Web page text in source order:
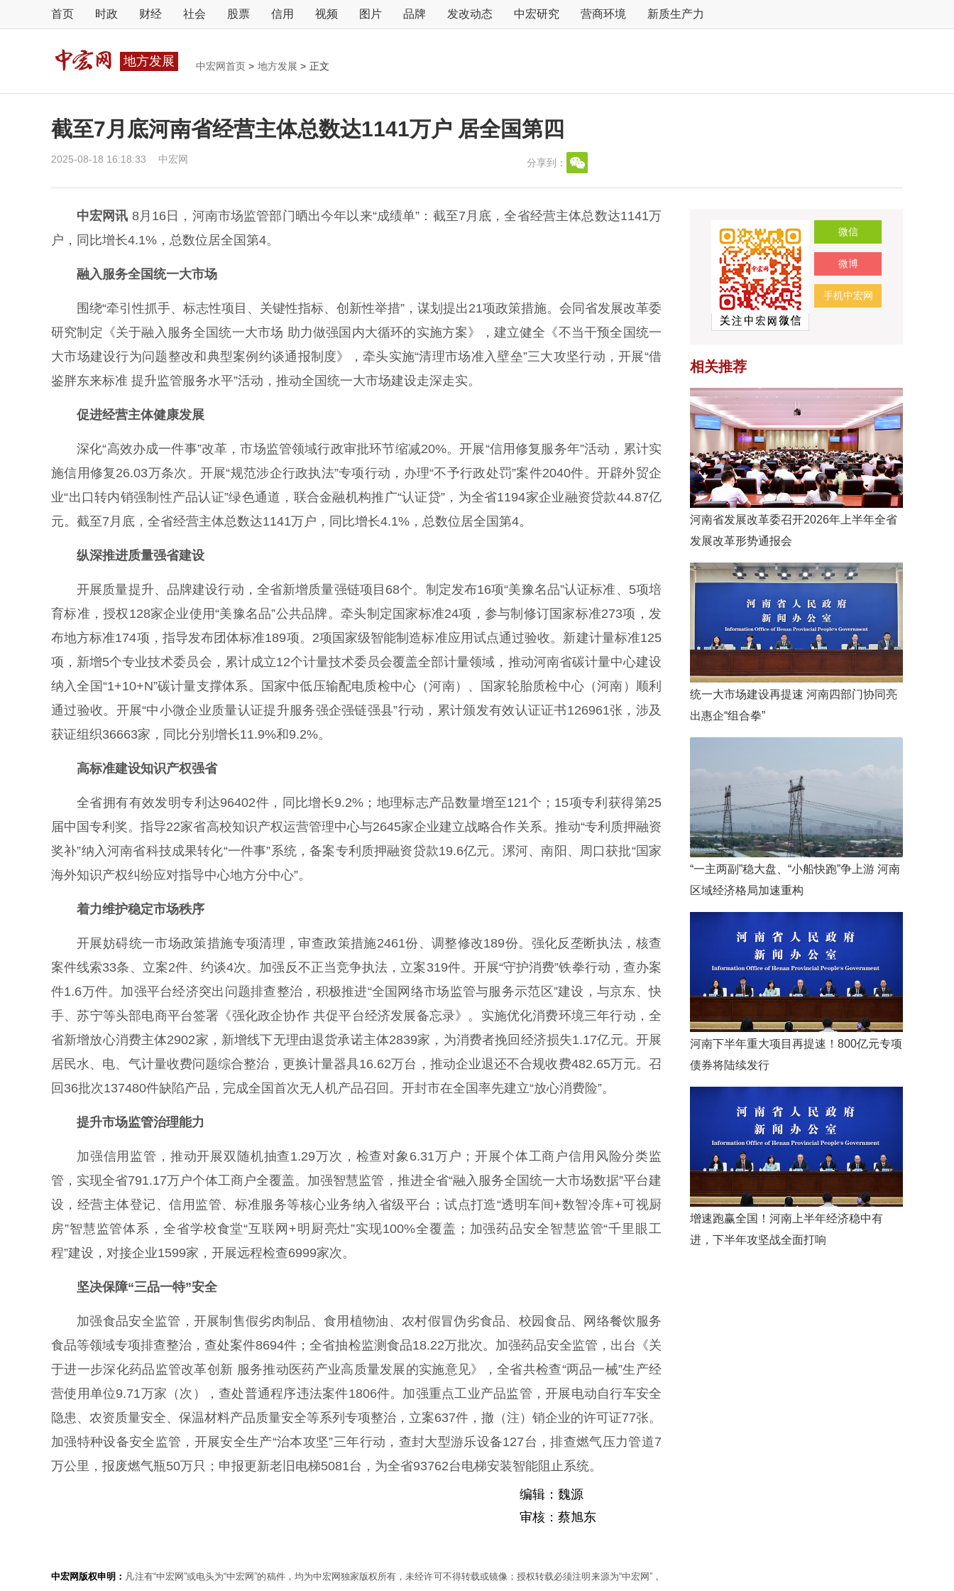
首页 时政 财经 社会 股票 信用 视频 图片 品牌 发改动态 中宏研究 营商环境 新质生产力
地方发展 中宏网首页 > 地方发展 > 正文
截至7月底河南省经营主体总数达1141万户 居全国第四
2025-08-18 16:18:33 中宏网 分享到：
中宏网讯 8月16日，河南市场监管部门晒出今年以来“成绩单”：截至7月底，全省经营主体总数达1141万
户，同比增长4.1%，总数位居全国第4。
融入服务全国统一大市场
围绕“牵引性抓手、标志性项目、关键性指标、创新性举措”，谋划提出21项政策措施。会同省发展改革委
研究制定《关于融入服务全国统一大市场 助力做强国内大循环的实施方案》，建立健全《不当干预全国统一
大市场建设行为问题整改和典型案例约谈通报制度》，牵头实施“清理市场准入壁垒”三大攻坚行动，开展“借
鉴胖东来标准 提升监管服务水平”活动，推动全国统一大市场建设走深走实。
促进经营主体健康发展
深化“高效办成一件事”改革，市场监管领域行政审批环节缩减20%。开展“信用修复服务年”活动，累计实
施信用修复26.03万条次。开展“规范涉企行政执法”专项行动，办理“不予行政处罚”案件2040件。开辟外贸企
业“出口转内销强制性产品认证”绿色通道，联合金融机构推广“认证贷”，为全省1194家企业融资贷款44.87亿
元。截至7月底，全省经营主体总数达1141万户，同比增长4.1%，总数位居全国第4。
纵深推进质量强省建设
开展质量提升、品牌建设行动，全省新增质量强链项目68个。制定发布16项“美豫名品”认证标准、5项培
育标准，授权128家企业使用“美豫名品”公共品牌。牵头制定国家标准24项，参与制修订国家标准273项，发
布地方标准174项，指导发布团体标准189项。2项国家级智能制造标准应用试点通过验收。新建计量标准125
项，新增5个专业技术委员会，累计成立12个计量技术委员会覆盖全部计量领域，推动河南省碳计量中心建设
纳入全国“1+10+N”碳计量支撑体系。国家中低压输配电质检中心（河南）、国家轮胎质检中心（河南）顺利
通过验收。开展“中小微企业质量认证提升服务强企强链强县”行动，累计颁发有效认证证书126961张，涉及
获证组织36663家，同比分别增长11.9%和9.2%。
高标准建设知识产权强省
全省拥有有效发明专利达96402件，同比增长9.2%；地理标志产品数量增至121个；15项专利获得第25
届中国专利奖。指导22家省高校知识产权运营管理中心与2645家企业建立战略合作关系。推动“专利质押融资
奖补”纳入河南省科技成果转化“一件事”系统，备案专利质押融资贷款19.6亿元。漯河、南阳、周口获批“国家
海外知识产权纠纷应对指导中心地方分中心”。
着力维护稳定市场秩序
开展妨碍统一市场政策措施专项清理，审查政策措施2461份、调整修改189份。强化反垄断执法，核查
案件线索33条、立案2件、约谈4次。加强反不正当竞争执法，立案319件。开展“守护消费”铁拳行动，查办案
件1.6万件。加强平台经济突出问题排查整治，积极推进“全国网络市场监管与服务示范区”建设，与京东、快
手、苏宁等头部电商平台签署《强化政企协作 共促平台经济发展备忘录》。实施优化消费环境三年行动，全
省新增放心消费主体2902家，新增线下无理由退货承诺主体2839家，为消费者挽回经济损失1.17亿元。开展
居民水、电、气计量收费问题综合整治，更换计量器具16.62万台，推动企业退还不合规收费482.65万元。召
回36批次137480件缺陷产品，完成全国首次无人机产品召回。开封市在全国率先建立“放心消费险”。
提升市场监管治理能力
加强信用监管，推动开展双随机抽查1.29万次，检查对象6.31万户；开展个体工商户信用风险分类监
管，实现全省791.17万户个体工商户全覆盖。加强智慧监管，推进全省“融入服务全国统一大市场数据”平台建
设，经营主体登记、信用监管、标准服务等核心业务纳入省级平台；试点打造“透明车间+数智冷库+可视厨
房”智慧监管体系，全省学校食堂“互联网+明厨亮灶”实现100%全覆盖；加强药品安全智慧监管“千里眼工
程”建设，对接企业1599家，开展远程检查6999家次。
坚决保障“三品一特”安全
加强食品安全监管，开展制售假劣肉制品、食用植物油、农村假冒伪劣食品、校园食品、网络餐饮服务
食品等领域专项排查整治，查处案件8694件；全省抽检监测食品18.22万批次。加强药品安全监管，出台《关
于进一步深化药品监管改革创新 服务推动医药产业高质量发展的实施意见》，全省共检查“两品一械”生产经
营使用单位9.71万家（次），查处普通程序违法案件1806件。加强重点工业产品监管，开展电动自行车安全
隐患、农资质量安全、保温材料产品质量安全等系列专项整治，立案637件，撤（注）销企业的许可证77张。
加强特种设备安全监管，开展安全生产“治本攻坚”三年行动，查封大型游乐设备127台，排查燃气压力管道7
万公里，报废燃气瓶50万只；申报更新老旧电梯5081台，为全省93762台电梯安装智能阻止系统。
编辑：魏源
审核：蔡旭东
中宏网版权申明： 凡注有“中宏网”或电头为“中宏网”的稿件，均为中宏网独家版权所有，未经许可不得转载或镜像；授权转载必须注明来源为“中宏网”，
微信
微博
手机中宏网
相关推荐
河南省发展改革委召开2026年上半年全省
发展改革形势通报会
统一大市场建设再提速 河南四部门协同亮
出惠企“组合拳”
“一主两副”稳大盘、“小船快跑”争上游 河南
区域经济格局加速重构
河南下半年重大项目再提速！800亿元专项
债券将陆续发行
增速跑赢全国！河南上半年经济稳中有
进，下半年攻坚战全面打响